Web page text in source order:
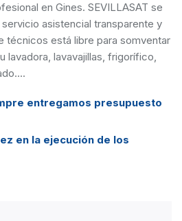
en Gines. SEVILLASAT se
asistencial transparente y
técnicos está libre para somventar
lavadora, lavavajillas, frigorífico,
entregamos presupuesto
en la ejecución de los